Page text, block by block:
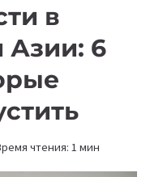
в
Азии: 6
чтения: 1 мин